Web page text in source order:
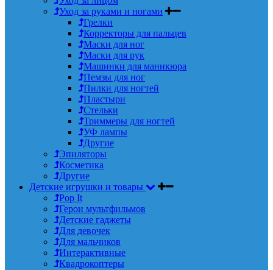
Уход за руками и ногами
Грелки
Корректоры для пальцев
Маски для ног
Маски для рук
Машинки для маникюра
Пемзы для ног
Пилки для ногтей
Пластыри
Стельки
Триммеры для ногтей
УФ лампы
Другие
Эпиляторы
Косметика
Другие
Детские игрушки и товары
Pop It
Герои мультфильмов
Детские гаджеты
Для девочек
Для мальчиков
Интерактивные
Квадрокоптеры